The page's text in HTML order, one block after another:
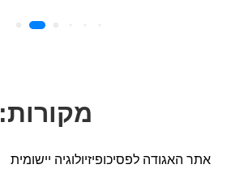
מקורות:
אתר האגודה לפסיכופיזיולוגיה יישומית